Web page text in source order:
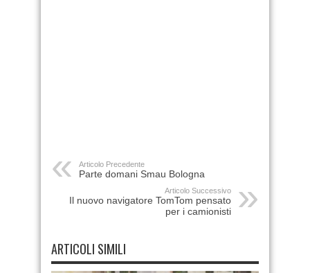
Articolo Precedente
Parte domani Smau Bologna
Articolo Successivo
Il nuovo navigatore TomTom pensato
per i camionisti
ARTICOLI SIMILI